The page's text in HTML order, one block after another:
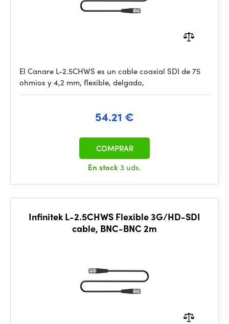
El Canare L-2.5CHWS es un cable coaxial SDI de 75
ohmios y 4,2 mm, flexible, delgado,
54.21 €
En stock3 uds.
COMPRAR
Infinitek L-2.5CHWS Flexible 3G/HD-SDI
cable, BNC-BNC 2m